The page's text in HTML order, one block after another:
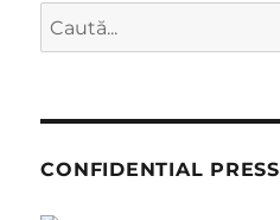
Caută
după:
CONFIDENTIAL PRESS